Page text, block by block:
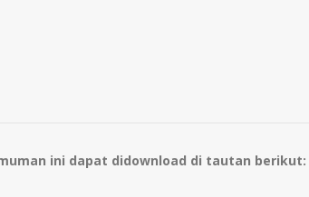
ini dapat didownload di tautan berikut: